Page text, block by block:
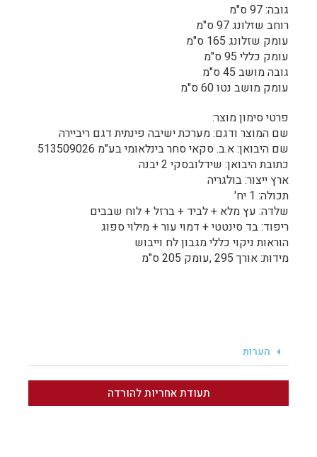
גובה: 97 ס"מ
רוחב שזלונג 97 ס"מ
עומק שזלונג 165 ס"מ
עומק כללי 95 ס"מ
גובה מושב 45 ס"מ
עומק מושב נטו 60 ס"מ
פרטי סימון מוצר:
שם המוצר ודגם: מערכת ישיבה פינתית דגם ריביירה
שם היבואן: א.ב. סקאי סחר בינלאומי בע"מ 513509026
כתובת היבואן: שידלובסקי 2 יבנה
ארץ ייצור: בולגריה
תכולה: 1 יח'
שלדה: עץ מלא + לביד + ברזל + לוח שבבים
ריפוד: בד סינטטי + דמוי עור + מילוי ספוג
הוראות ניקוי כללי מגבון לח וייבוש
מידות: אורך 295 ,עומק 205 ס"מ
הערות
תעודת אחריות להורדה